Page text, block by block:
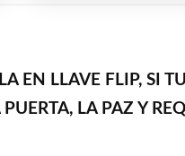
EN LLAVE FLIP, SI
LA PAZ Y